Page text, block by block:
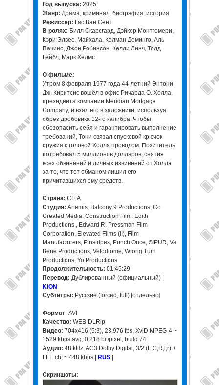
Год выпуска: 2025
Жанр: Драма, криминал, биография, история
Режиссер: Гас Ван Сент
В ролях: Билл Скарсгард, Дэйкер Монтгомери,
Кэри Элвес, Майхала, Колман Доминго, Аль
Пачино, Джон Робинсон, Келли Линч, Тодд
Гейбл, Марк Хелмс
О фильме:
Утром 8 февраля 1977 года 44-летний Энтони
Дж. Киритсис вошёл в офис Ричарда О. Холла,
президента компании Meridian Mortgage
Company, и взял его в заложники, используя
обрез дробовика 12-го калибра. Чтобы
обезопасить себя и гарантировать выполнение
требований, Тони связал спусковой крючок
оружия с головой Холла проводом. Похититель
потребовал 5 миллионов долларов, снятия
всех обвинений и личных извинений от Холла
за то, что тот обманом лишил его
причитавшихся ему средств.
Страна: США
Студия: Artemis, Balcony 9 Productions, Co
Created Media, Construction Film, Edith
Productions,, Edward R. Pressman Film
Corporation, Elevated Films (II), Film
Manufacturers, Pinstripes, Punch Once, SIPUR, Va
Bene Productions, Velodrome, Wrong Turn
Productions, Yo Productions
Продолжительность: 01:45:29
Перевод: Дублированный (официальный) |
KION
Субтитры: Русские (forced, full) [отдельно]
Формат: AVI
Качество: WEB-DLRip
Видео: 704x416 (5:3), 23.976 fps, XviD MPEG-4 ~
1529 kbps avg, 0.218 bit/pixel, build 74
Аудио: 48 kHz, AC3 Dolby Digital, 3/2 (L,C,R,l,r) +
LFE ch, ~ 448 kbps | RUS|
Скриншоты: